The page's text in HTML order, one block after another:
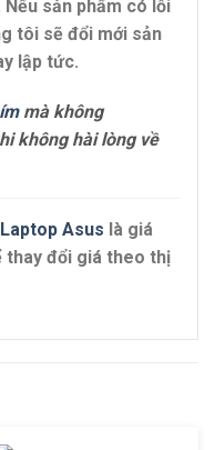
sản phẩm có lỗi
tôi sẽ đổi mới sản
lập tức.
mà không
không hài lòng về
Asus là giá
thay đổi giá theo thị